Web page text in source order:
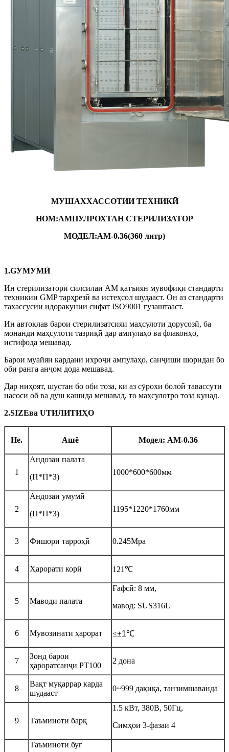
МУШАХХАССОТИИ ТЕХНИКӢ
НОМ:АМПУЛРОХТАН СТЕРИЛИЗАТОР
МОДЕЛ:AM-0.36(360 литр)
1.GУМУМӢ
Ин стерилизатори силсилаи AM қатъиян мувофиқи стандарти
техникии GMP тарҳрезӣ ва истеҳсол шудааст. Он аз стандарти
тахассусии идоракунии сифат ISO9001 гузаштааст.
Ин автоклав барои стерилизатсияи маҳсулоти дорусозӣ, ба
монанди маҳсулоти тазриқӣ дар ампулаҳо ва флаконҳо,
истифода мешавад.
Барои муайян кардани ихроҷи ампулаҳо, санҷиши шоридан бо
оби ранга анҷом дода мешавад.
Дар ниҳоят, шустан бо оби тоза, ки аз сӯрохи болоӣ тавассути
насоси об ва душ кашида мешавад, то маҳсулотро тоза кунад.
2.SIZEва UТИЛИТИҲО
Не. Ашё Модел: AM-0.36
1
Андозаи палата
(П*П*З)
1000*600*600мм
2
Андозаи умумӣ
(П*П*З)
1195*1220*1760мм
3 Фишори тарроҳӣ 0.245Mpa
4 Ҳарорати корӣ 121℃
5 Маводи палата
Ғафсӣ: 8 мм,
мавод: SUS316L
6 Мувозинати ҳарорат ≤±1℃
7
Зонд барои
ҳароратсанҷи PT100
2 дона
8
Вақт муқаррар карда
шудааст
0~999 дақиқа, танзимшаванда
9 Таъминоти барқ
1.5 кВт, 380В, 50Гц,
Симҳои 3-фазаи 4
Таъминоти буғ